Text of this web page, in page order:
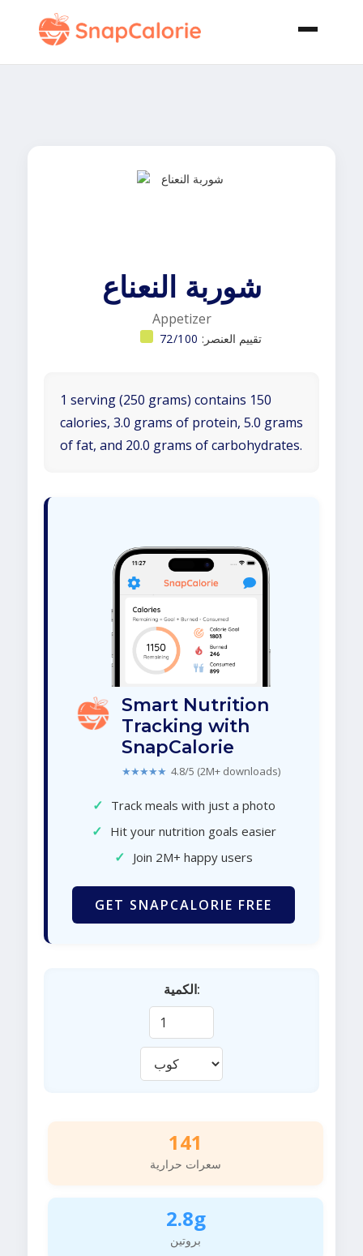
شوربة النعناع
Appetizer
تقييم العنصر: 72/100
1 serving (250 grams) contains 150
calories, 3.0 grams of protein, 5.0 grams
of fat, and 20.0 grams of carbohydrates.
Smart Nutrition
Tracking with
SnapCalorie
★★★★★ 4.8/5 (2M+ downloads)
✓ Track meals with just a photo
✓ Hit your nutrition goals easier
✓ Join 2M+ happy users
GET SNAPCALORIE FREE
الكمية:
141
سعرات حرارية
2.8g
بروتين